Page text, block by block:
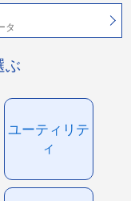
タ
ぶ
ユーティリテ
ィ